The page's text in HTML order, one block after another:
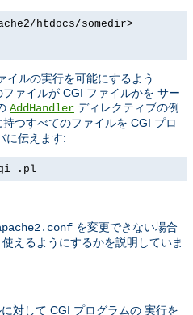
htdocs/somedir>
イルの実行を可能にするよう
ァイルが CGI ファイルかを サー
AddHandler ディレクティブの例
持つすべてのファイルを CGI プロ
に伝えます:
.pl
を変更できない場合
えるようにするかを説明していま
対して CGI プログラムの 実行を